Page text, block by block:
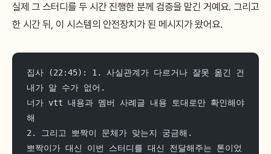
실제 그 스터디를 두 시간 진행한 분께 검증을 맡긴 거예요. 그리고
한 시간 뒤, 이 시스템의 안전장치가 된 메시지가 왔어요.
집사 (22:45): 1. 사실관계가 다르거나 잘못 옮긴 건
내가 알 수가 없어.
너가 vtt 내용과 멤버 사례글 내용 토대로만 확인해야
해
2. 그리고 뽀짝이 문체가 맞는지 궁금해.
뽀짝이가 대신 이번 스터디를 대신 전달해주는 톤이었